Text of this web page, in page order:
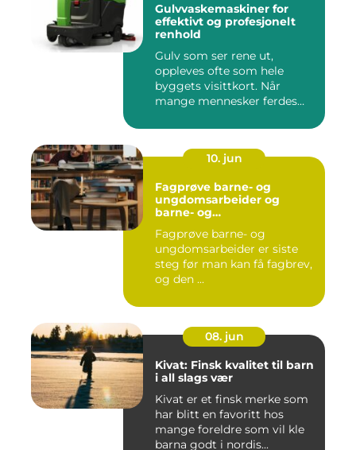
Gulvvaskemaskiner for
effektivt og profesjonelt
renhold
Gulv som ser rene ut,
oppleves ofte som hele
byggets visittkort. Når
mange mennesker ferdes
10. jun
Fagprøve barne- og
ungdomsarbeider og
barne- og
– veien til fagbrev
Fagprøve barne- og
ungdomsarbeider er siste
steg før man kan få fagbrev,
og den ...
08. jun
Kivat: Finsk kvalitet til barn
i all slags vær
Kivat er et finsk merke som
har blitt en favoritt hos
mange foreldre som vil kle
barna godt i nordis...